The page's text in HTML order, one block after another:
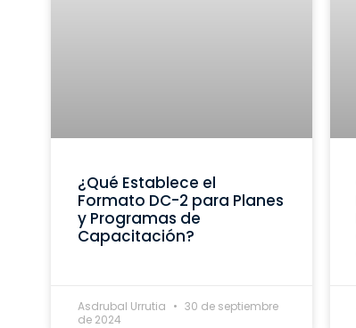
¿Qué Establece el
Formato DC-2 para Planes
y Programas de
Capacitación?
Asdrubal Urrutia
30 de septiembre
de 2024